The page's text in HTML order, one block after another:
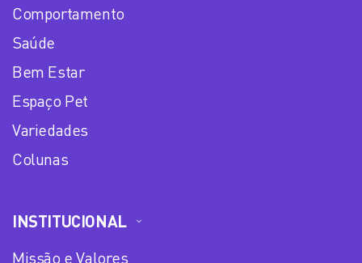
Comportamento
Saúde
Bem Estar
Espaço Pet
Variedades
Colunas
INSTITUCIONAL
Missão e Valores